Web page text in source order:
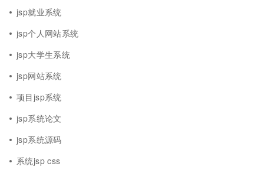
jsp就业系统
jsp个人网站系统
jsp大学生系统
jsp网站系统
项目jsp系统
jsp系统论文
jsp系统源码
系统jsp css